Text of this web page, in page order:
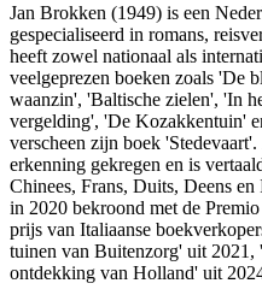
Jan Brokken (1949) is een
gespecialiseerd in romans,
heeft zowel nationaal als
veelgeprezen boeken zoals 'De
waanzin', 'Baltische zielen', 'In
vergelding', 'De Kozakkentuin'
verscheen zijn boek
erkenning gekregen en is
Chinees, Frans, Duits, Deens
in 2020 bekroond met de
prijs van Italiaanse
tuinen van Buitenzorg' uit
ontdekking van Holland' uit